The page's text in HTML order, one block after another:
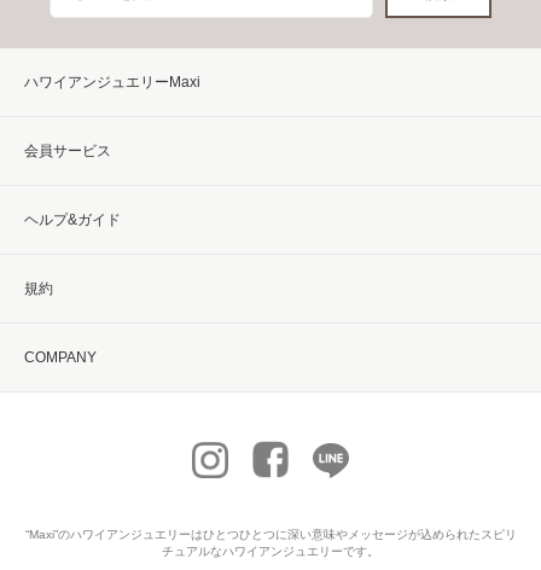
ハワイアンジュエリーMaxi
会員サービス
ヘルプ&ガイド
規約
COMPANY
“Maxi”のハワイアンジュエリーはひとつひとつに深い意味やメッセージが込められたスピリ
チュアルなハワイアンジュエリーです。